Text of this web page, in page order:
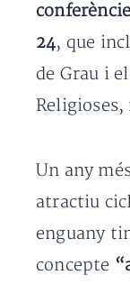
24, que
de Grau i
Un any
atractiu
enguany
concepte